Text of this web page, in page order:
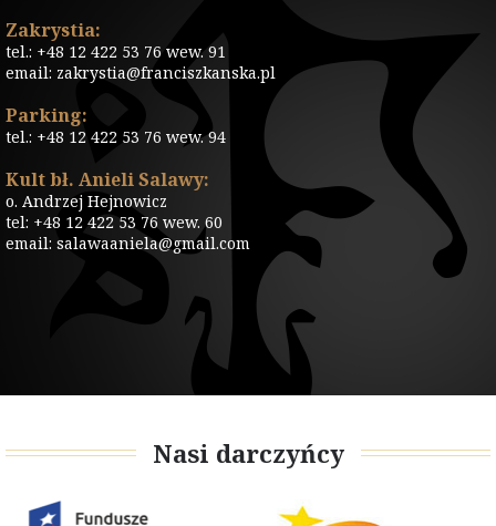
Zakrystia:
tel.: +48 12 422 53 76 wew. 91
email: zakrystia@franciszkanska.pl
Parking:
tel.: +48 12 422 53 76 wew. 94
Kult bł. Anieli Salawy:
o. Andrzej Hejnowicz
tel: +48 12 422 53 76 wew. 60
email: salawaaniela@gmail.com
Nasi darczyńcy